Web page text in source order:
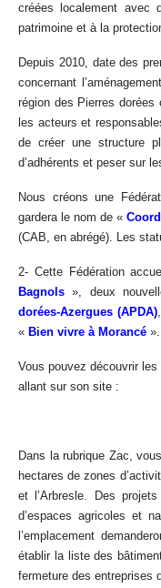
créées localement
patrimoine et à la
Depuis 2010, date des
concernant
région des Pierres
les acteurs et
de créer une structure
d’adhérents et peser sur
Nous créons une
gardera le nom de «
(CAB, en abrégé). Les
2- Cette Fédération
Bagnols », deux
dorées-Azergues (APDA)
« Bien vivre à Morancé
Vous pouvez découvrir
allant sur son site :
Dans la rubrique Zac,
hectares de zones
et l’Arbresle. Des projets
d’espaces agricoles et
l’emplacement
établir la liste des
fermeture des entreprises